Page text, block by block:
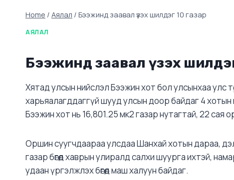
Home / Аялал / Бээжинд заавал үзэх шилдэг 10 газар
АЯЛАЛ
Бээжинд заавал үзэх
Хятад улсын нийслэл Бээжин хот бол улсынхаа улс
харьяалагддаггүй шууд улсын доор байдаг 4
Бээжин хот нь 16,801.25 мк2 газар нутагтай, 22 сая
Оршин суугчдаараа улсдаа Шанхай хотын дараа,
газар бөгөөд хаврын улиралд салхи шуурга ихтэй,
удаан үргэлжлэх бөгөөд маш халуун байдаг.